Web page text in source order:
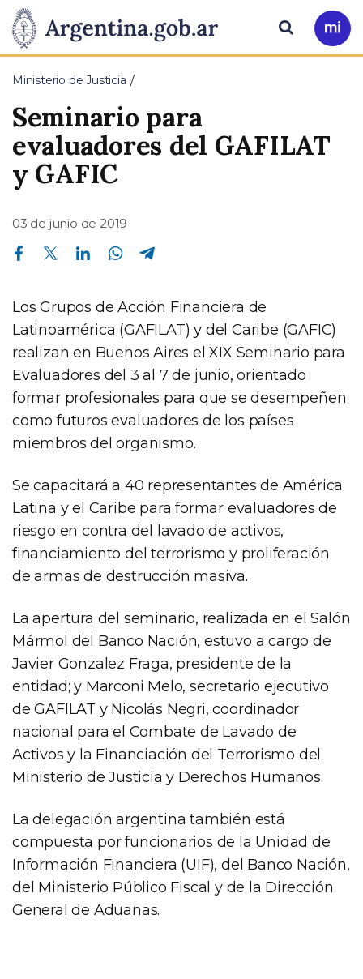
Presidencia
de
la
Nación
Pasar al contenido principal
Ir
a
Buscar
Ministerio de Justicia
Seminario para
evaluadores del GAFILAT
y GAFIC
03 de junio de 2019
Compartir en Facebook Compartir en Twitter Compartir en Linkedin Compartir en Whatsapp
Los Grupos de Acción Financiera de
Latinoamérica (GAFILAT) y del Caribe (GAFIC)
realizan en Buenos Aires el XIX Seminario para
Evaluadores del 3 al 7 de junio, orientado
formar profesionales para que se desempeñen
como futuros evaluadores de los países
miembros del organismo.
Se capacitará a 40 representantes de América
Latina y el Caribe para formar evaluadores de
riesgo en contra del lavado de activos,
financiamiento del terrorismo y proliferación
de armas de destrucción masiva.
La apertura del seminario, realizada en el Salón
Mármol del Banco Nación, estuvo a cargo de
Javier Gonzalez Fraga, presidente de la
entidad; y Marconi Melo, secretario ejecutivo
de GAFILAT y Nicolás Negri, coordinador
nacional para el Combate de Lavado de
Activos y la Financiación del Terrorismo del
Ministerio de Justicia y Derechos Humanos.
La delegación argentina también está
compuesta por funcionarios de la Unidad de
Información Financiera (UIF), del Banco Nación,
del Ministerio Público Fiscal y de la Dirección
General de Aduanas.